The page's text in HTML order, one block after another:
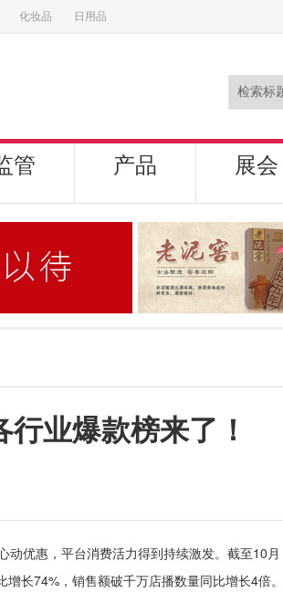
化妆品 日用品
管 产品 展会
业爆款榜来了！
优惠，平台消费活力得到持续激发。截至10月
长74%，销售额破千万店播数量同比增长4倍。